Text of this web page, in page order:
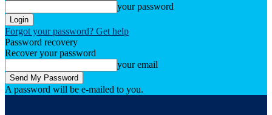
your password
Forgot your password? Get help
Password recovery
Recover your password
your email
A password will be e-mailed to you.